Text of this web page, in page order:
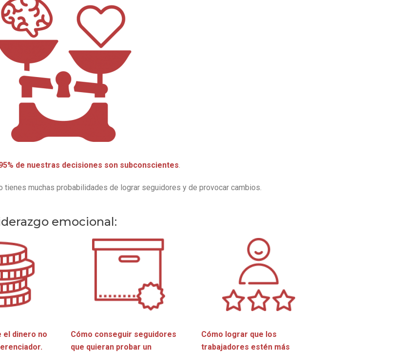
de nuestras decisiones son subconscientes.
muchas probabilidades de lograr seguidores y de provocar cambios.
emocional:
el dinero no
Cómo conseguir seguidores
que quieran probar un
Cómo lograr que los
trabajadores estén más